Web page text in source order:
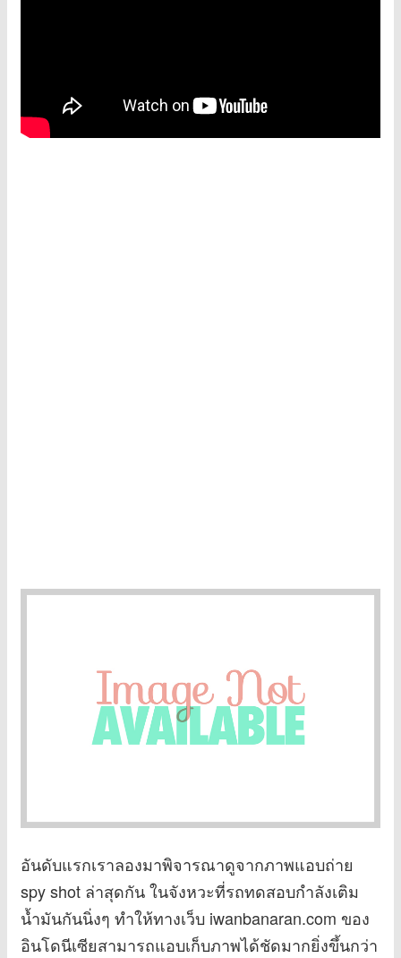
อันดับแรกเราลองมาพิจารณาดูจากภาพแอบถ่าย
spy shot ล่าสุดกัน ในจังหวะที่รถทดสอบกำลังเติม
น้ำมันกันนิ่งๆ ทำให้ทางเว็บ iwanbanaran.com ของ
อินโดนีเซียสามารถแอบเก็บภาพได้ชัดมากยิ่งขึ้นกว่า